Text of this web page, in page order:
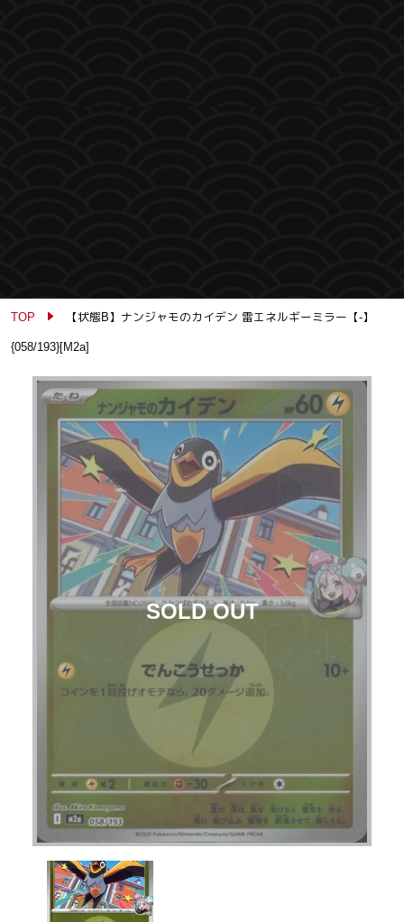
TOP 【状態B】ナンジャモのカイデン 雷エネルギーミラー【-】
{058/193}[M2a]